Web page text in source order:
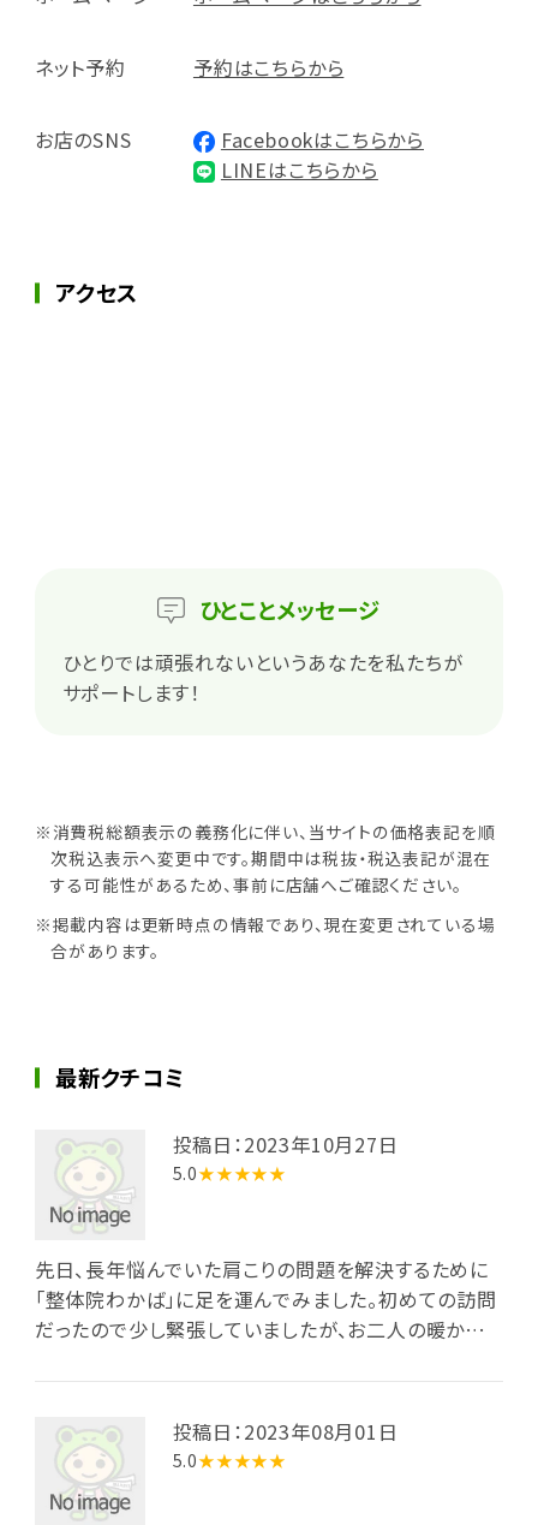
ネット予約 予約はこちらから
お店のSNS
Facebookはこちらから
LINEはこちらから
アクセス
ひとことメッセージ
ひとりでは頑張れないというあなたを私たちが
サポートします！
※消費税総額表示の義務化に伴い、当サイトの価格表記を順
次税込表示へ変更中です。期間中は税抜・税込表記が混在
する可能性があるため、事前に店舗へご確認ください。
※掲載内容は更新時点の情報であり、現在変更されている場
合があります。
最新クチコミ
投稿日：2023年10月27日
5.0★★★★★
先日、長年悩んでいた肩こりの問題を解決するために
「整体院わかば」に足を運んでみました。初めての訪問
だったので少し緊張していましたが、お二人の暖かい
に、私の体の状態や悩みを詳しく聞いてくれ、その上で
最適な施術を提案してくれました。実際の施術も丁寧
で、痛みを感じることなくリラックスして受けることが
できました。施術後は、肩の重さや緊張がほぐれている
のを実感でき、長年の肩こりが嘘のように消え去りまし
投稿日：2023年08月01日
5.0★★★★★